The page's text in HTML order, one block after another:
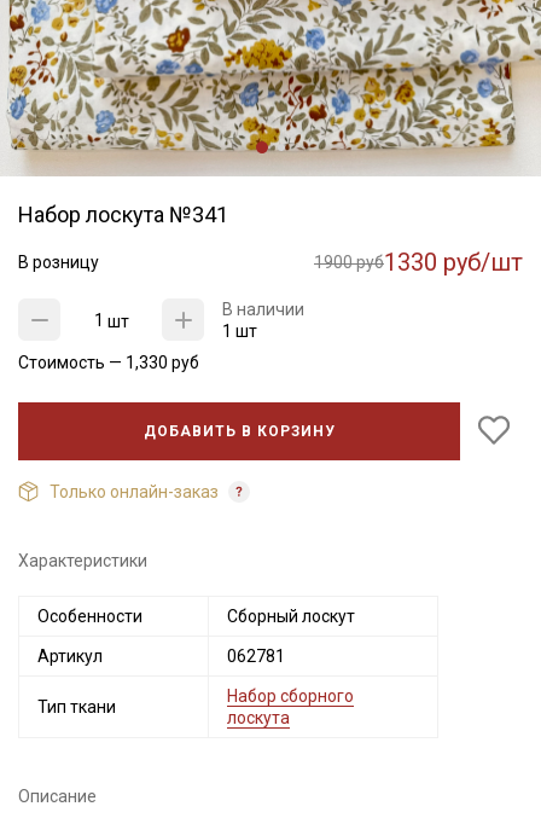
Набор лоскута №341
В розницу 1900 руб1330 руб/шт
шт
В наличии
1 шт
Стоимость — 1,330 руб
ДОБАВИТЬ В КОРЗИНУ
Только онлайн-заказ
Характеристики
Особенности Сборный лоскут
Артикул 062781
Тип ткани
Набор сборного
лоскута
Описание
Мы публикуем здесь дополнительные
промокоды и скидки до 30% на узкие
категории тканей